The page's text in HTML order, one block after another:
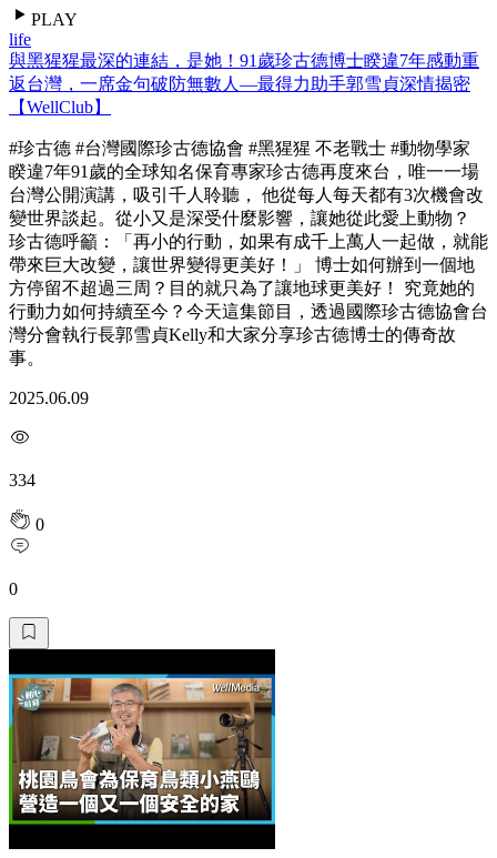
PLAY
life
與黑猩猩最深的連結，是她！91歲珍古德博士睽違7年感動重
返台灣，一席金句破防無數人—最得力助手郭雪貞深情揭密
【WellClub】
#珍古德 #台灣國際珍古德協會 #黑猩猩 不老戰士 #動物學家
睽違7年91歲的全球知名保育專家珍古德再度來台，唯一一場
台灣公開演講，吸引千人聆聽， 他從每人每天都有3次機會改
變世界談起。從小又是深受什麼影響，讓她從此愛上動物？
珍古德呼籲：「再小的行動，如果有成千上萬人一起做，就能
帶來巨大改變，讓世界變得更美好！」 博士如何辦到一個地
方停留不超過三周？目的就只為了讓地球更美好！ 究竟她的
行動力如何持續至今？今天這集節目，透過國際珍古德協會台
灣分會執行長郭雪貞Kelly和大家分享珍古德博士的傳奇故
事。
2025.06.09
334
0
0